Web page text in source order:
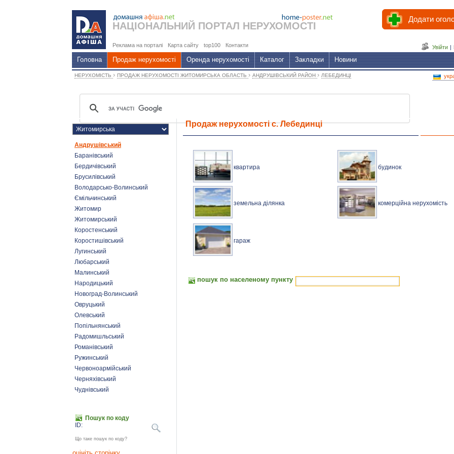
НАЦІОНАЛЬНИЙ ПОРТАЛ НЕРУХОМОСТІ
Додати
Реклама на порталі Карта сайту top100 Контакти Увійти |
Головна Продаж нерухомості Оренда нерухомості Каталог Закладки Новини
НЕРУХОМІСТЬ › ПРОДАЖ НЕРУХОМОСТІ ЖИТОМИРСЬКА ОБЛАСТЬ › АНДРУШІВСЬКИЙ РАЙОН › ЛЕБЕДИНЦІ
Андрушівський
Баранівський
Бердичівський
Брусилівський
Володарсько-Волинський
Ємільчинський
Житомир
Житомирський
Коростенський
Коростишівський
Лугинський
Любарський
Малинський
Народицький
Новоград-Волинський
Овруцький
Олевський
Попільнянський
Радомишльський
Романівський
Ружинський
Червоноармійський
Черняхівський
Чуднівський
Пошук по коду
ID:
Що таке пошук по коду?
Продаж нерухомості с. Лебединці
квартира будинок
земельна ділянка комерційна нерухомість
гараж
пошук по населеному пункту